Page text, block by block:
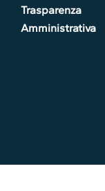
Trasparenza
Amministrativa